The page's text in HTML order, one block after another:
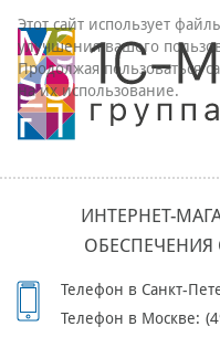
ИНТЕРНЕТ-
ОБЕСПЕЧЕНИЯ
Телефон в Санкт-
Телефон в Москве:
Этот сайт использует
улучшения вашего
Продолжая пользоваться
на их использование.